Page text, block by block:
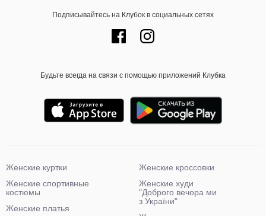
Подписывайтесь на Клубок в социальных сетях
Будьте всегда на связи с помощью приложений Клубка
Женские куртки
Женские спортивные
костюмы
Женские платья
Женские кроссовки
Женские худи
"Доброго вечора ми
з України"